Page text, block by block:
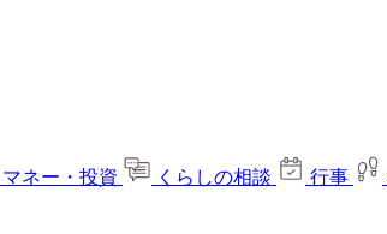
マネー・投資 くらしの相談 行事